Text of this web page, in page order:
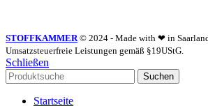
STOFFKAMMER© 2024 - Made with ❤ in
Umsatzsteuerfreie Leistungen gemäß §19UStG.
Schließen
Suchen
Startseite